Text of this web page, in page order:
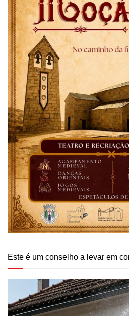
Este é um conselho a levar em